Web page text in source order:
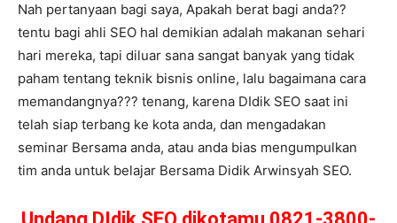
Nah pertanyaan bagi saya, Apakah berat bagi anda??
tentu bagi ahli SEO hal demikian adalah makanan sehari
hari mereka, tapi diluar sana sangat banyak yang tidak
paham tentang teknik bisnis online, lalu bagaimana cara
memandangnya??? tenang, karena DIdik SEO saat ini
telah siap terbang ke kota anda, dan mengadakan
seminar Bersama anda, atau anda bias mengumpulkan
tim anda untuk belajar Bersama Didik Arwinsyah SEO.